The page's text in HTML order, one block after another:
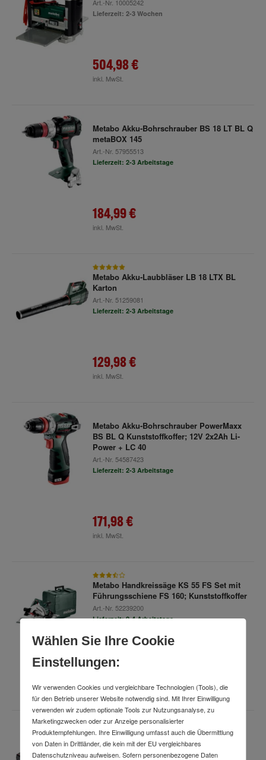
Art.-Nr. 10005242
Lieferzeit: 2-3 Wochen
504,98 €
inkl. MwSt.
Metabo Akku-Bohrschrauber BS 18 LT BL Q
metaBOX 145
Art.-Nr. 57955513
Lieferzeit: 2-3 Arbeitstage
184,99 €
inkl. MwSt.
Metabo Akku-Laubbläser LB 18 LTX BL
Karton
Art.-Nr. 51259081
Lieferzeit: 2-3 Arbeitstage
129,98 €
inkl. MwSt.
Metabo Akku-Bohrschrauber PowerMaxx
BS BL Q Kunststoffkoffer; 12V 2x2Ah Li-
Power + LC 40
Art.-Nr. 54587423
Lieferzeit: 2-3 Arbeitstage
171,98 €
inkl. MwSt.
Metabo Handkreissäge KS 55 FS Set mit
Führungsschiene FS 160; Kunststoffkoffer
Art.-Nr. 52239200
Lieferzeit: 2-4 Arbeitstage
324,98 €
inkl. MwSt.
METABO Akku-Starter-Set LiHD,
Akkukapazität: 5,5Ah
Art.-Nr.97423825
Wählen Sie Ihre Cookie
Einstellungen:
Wir verwenden Cookies und vergleichbare Technologien (Tools), die
für den Betrieb unserer Website notwendig sind. Mit Ihrer Einwilligung
verwenden wir zudem optionale Tools zur Nutzungsanalyse, zu
Marketingzwecken oder zur Anzeige personalisierter
Produktempfehlungen. Ihre Einwilligung umfasst auch die Übermittlung
von Daten in Drittländer, die kein mit der EU vergleichbares
Datenschutzniveau aufweisen. Sofern personenbezogene Daten